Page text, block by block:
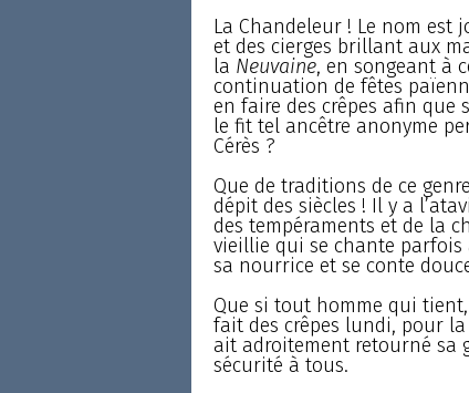
La Chandeleur ! Le nom est
et des cierges brillant aux
la Neuvaine, en songeant à
continuation de fêtes
en faire des crêpes afin que
le fit tel ancêtre anonyme
Cérès ?
Que de traditions de ce
dépit des siècles ! Il y a
des tempéraments et de la
vieillie qui se chante parfois
sa nourrice et se conte
Que si tout homme qui
fait des crêpes lundi, pour
ait adroitement retourné sa
sécurité à tous.